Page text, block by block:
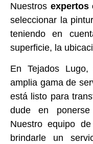
Nuestros expertos
seleccionar la
teniendo en
superficie, la
En Tejados
amplia gama de
está listo para
dude en
Nuestro equipo
brindarle un